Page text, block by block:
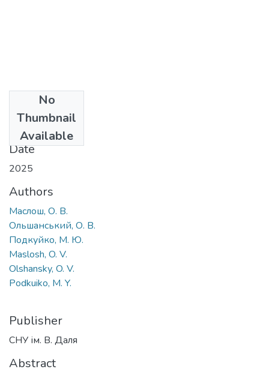
No
Thumbnail
Available
5.pdf(694.7 KB)
Date
2025
Authors
Маслош, О. В.
Ольшанський, О. В.
Подкуйко, М. Ю.
Maslosh, O. V.
Olshansky, O. V.
Podkuiko, M. Y.
Publisher
СНУ ім. В. Даля
Abstract